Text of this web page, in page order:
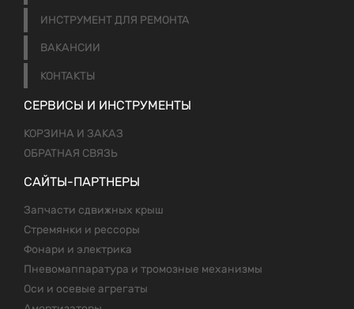
ИНСТРУМЕНТ ДЛЯ РЕМОНТА
ВАКАНСИИ
КОНТАКТЫ
СЕРВИСЫ И ИНСТРУМЕНТЫ
КОРЗИНА И ЗАКАЗ
ОБРАТНАЯ СВЯЗЬ
САЙТЫ-ПАРТНЕРЫ
Запчасти сдвижных крыш
Стремянки и рессоры
Фонари и электрика
Пневомаппаратура и тромозные механизмы
Оси и осевые агрегаты